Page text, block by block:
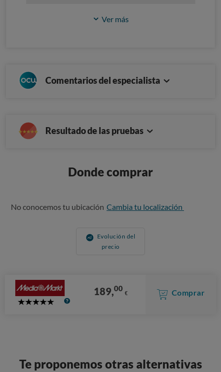
Ver más
Comentarios del especialista
Resultado de las pruebas
Donde comprar
No conocemos tu ubicación Cambia tu localización
Evolución del
precio
5
189,00 € Comprar
Te proponemos otras alternativas